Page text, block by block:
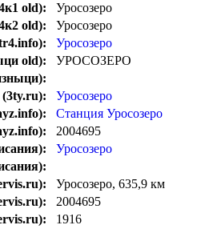
old):
Уросозеро
old):
Уросозеро
Уросозеро
old):
УРОСОЗЕРО
(3ty.ru):
Уросозеро
Станция Уросозеро
2004695
Уросозеро
Уросозеро, 635,9 км
2004695
1916